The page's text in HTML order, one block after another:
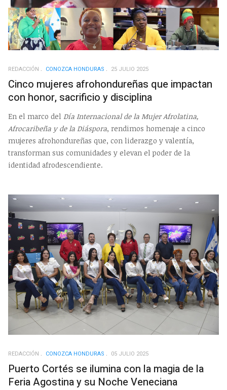
REDACCIÓN CONOZCA HONDURAS 25 JULIO 2025
Cinco mujeres afrohondureñas que impactan
con honor, sacrificio y disciplina
En el marco del Día Internacional de la Mujer Afrolatina,
Afrocaribeña y de la Diáspora, rendimos homenaje a cinco
mujeres afrohondureñas que, con liderazgo y valentía,
transforman sus comunidades y elevan el poder de la
identidad afrodescendiente.
REDACCIÓN CONOZCA HONDURAS 05 JULIO 2025
Puerto Cortés se ilumina con la magia de la
Feria Agostina y su Noche Veneciana